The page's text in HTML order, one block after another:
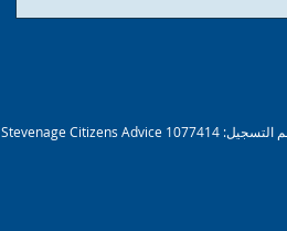
Stevenage Citizens Advice هي مؤسسة خيرية مسجلة. رقم التسجيل: 1077414 A عضو في الجمعية الوطنية لنصائح المواطنين. شركة محدودة بضمان ريج. رقم 03836106 إنجلترا مرخصة ومنظمة